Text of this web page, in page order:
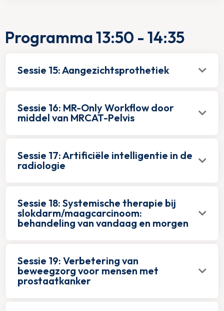
Programma 13:50 - 14:35
Sessie 15: Aangezichtsprothetiek
Sessie 16: MR-Only Workflow door
middel van MRCAT-Pelvis
Sessie 17: Artificiële intelligentie in de
radiologie
Sessie 18: Systemische therapie bij
slokdarm/maagcarcinoom:
behandeling van vandaag en morgen
Sessie 19: Verbetering van
beweegzorg voor mensen met
prostaatkanker